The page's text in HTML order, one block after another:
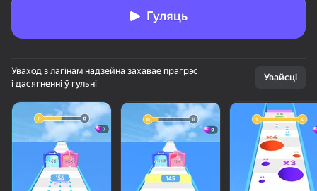
Гуляць
Уваход з лагінам надзейна захавае прагрэс
і дасягненні ў гульні
Увайсці